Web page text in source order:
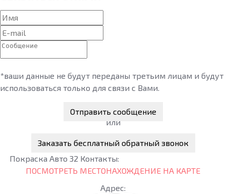
*ваши данные не будут переданы третьим лицам и будут
использоваться только для связи с Вами.
Отправить сообщение
или
Заказать бесплатный обратный звонок
Покраска Авто 32 Контакты:
ПОСМОТРЕТЬ МЕСТОНАХОЖДЕНИЕ НА КАРТЕ
Адрес: